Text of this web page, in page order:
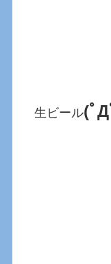
生ビール(ﾟД